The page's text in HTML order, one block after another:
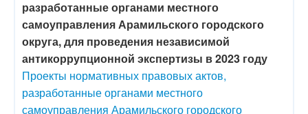
разработанные органами местного
самоуправления Арамильского городского
округа, для проведения независимой
антикоррупционной экспертизы в 2023 году
Проекты нормативных правовых актов,
разработанные органами местного
самоуправления Арамильского городского